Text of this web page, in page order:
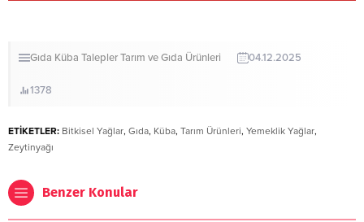
Gıda Küba TaleplerTarım ve Gıda Ürünleri 04.12.2025
1378
ETİKETLER: Bitkisel Yağlar, Gıda, Küba, Tarım Ürünleri, Yemeklik Yağlar,
Zeytinyağı
Benzer Konular